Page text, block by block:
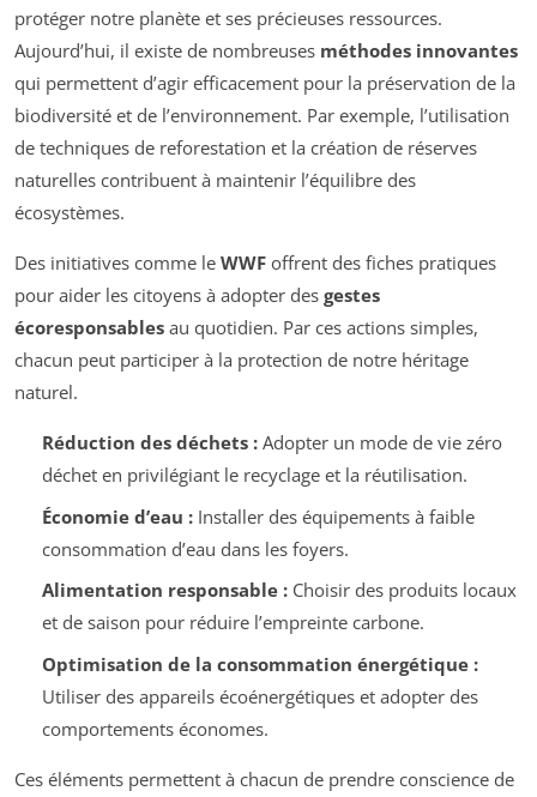
protéger notre planète et ses précieuses ressources.
Aujourd’hui, il existe de nombreuses méthodes innovantes
qui permettent d’agir efficacement pour la préservation de la
biodiversité et de l’environnement. Par exemple, l’utilisation
de techniques de reforestation et la création de réserves
naturelles contribuent à maintenir l’équilibre des
écosystèmes.
Des initiatives comme le WWF offrent des fiches pratiques
pour aider les citoyens à adopter des gestes
écoresponsables au quotidien. Par ces actions simples,
chacun peut participer à la protection de notre héritage
naturel.
Réduction des déchets :Adopter un mode de vie zéro
déchet en privilégiant le recyclage et la réutilisation.
Économie d’eau :Installer des équipements à faible
consommation d’eau dans les foyers.
Alimentation responsable :Choisir des produits locaux
et de saison pour réduire l’empreinte carbone.
Optimisation de la consommation énergétique :
Utiliser des appareils écoénergétiques et adopter des
comportements économes.
Ces éléments permettent à chacun de prendre conscience de